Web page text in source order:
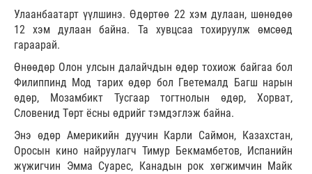
Улаанбаатарт үүлшинэ. Өдөртөө 22 хэм дулаан, шөнөдөө
12 хэм дулаан байна. Та хувцсаа тохируулж өмсөөд
гараарай.
Өнөөдөр Олон улсын далайчдын өдөр тохиож байгаа бол
Филиппинд Мод тарих өдөр бол Гветемалд Багш нарын
өдөр, Мозамбикт Тусгаар тогтнолын өдөр, Хорват,
Словенид Төрт ёсны өдрийг тэмдэглэж байна.
Энэ өдөр Америкийн дуучин Карли Саймон, Казахстан,
Оросын кино найруулагч Тимур Бекмамбетов, Испанийн
жүжигчин Эмма Суарес, Канадын рок хөгжимчин Майк